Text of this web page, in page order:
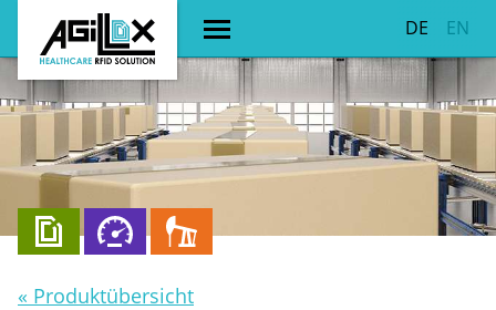
DE EN
« Produktübersicht